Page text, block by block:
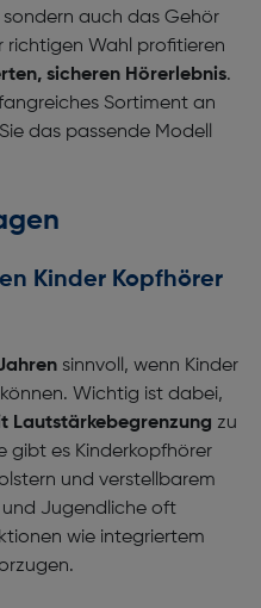
auch das Gehör
richtigen Wahl profitieren
sicheren Hörerlebnis.
Sortiment an
das passende Modell
Kinder Kopfhörer
sinnvoll, wenn Kinder
Wichtig ist dabei,
Lautstärkebegrenzung zu
gibt es Kinderkopfhörer
und verstellbarem
und Jugendliche oft
wie integriertem